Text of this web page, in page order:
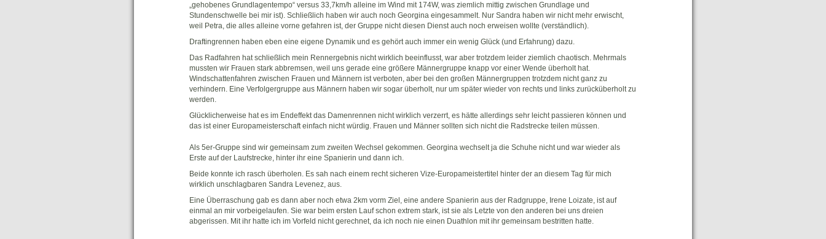
„gehobenes Grundlagentempo“ versus 33,7km/h alleine im Wind mit 174W, was ziemlich mittig zwischen Grundlage und
Stundenschwelle bei mir ist). Schließlich haben wir auch noch Georgina eingesammelt. Nur Sandra haben wir nicht mehr erwischt,
weil Petra, die alles alleine vorne gefahren ist, der Gruppe nicht diesen Dienst auch noch erweisen wollte (verständlich).
Draftingrennen haben eben eine eigene Dynamik und es gehört auch immer ein wenig Glück (und Erfahrung) dazu.
Das Radfahren hat schließlich mein Rennergebnis nicht wirklich beeinflusst, war aber trotzdem leider ziemlich chaotisch. Mehrmals
mussten wir Frauen stark abbremsen, weil uns gerade eine größere Männergruppe knapp vor einer Wende überholt hat.
Windschattenfahren zwischen Frauen und Männern ist verboten, aber bei den großen Männergruppen trotzdem nicht ganz zu
verhindern. Eine Verfolgergruppe aus Männern haben wir sogar überholt, nur um später wieder von rechts und links zurücküberholt zu
werden.
Glücklicherweise hat es im Endeffekt das Damenrennen nicht wirklich verzerrt, es hätte allerdings sehr leicht passieren können und
das ist einer Europameisterschaft einfach nicht würdig. Frauen und Männer sollten sich nicht die Radstrecke teilen müssen.
Als 5er-Gruppe sind wir gemeinsam zum zweiten Wechsel gekommen. Georgina wechselt ja die Schuhe nicht und war wieder als
Erste auf der Laufstrecke, hinter ihr eine Spanierin und dann ich.
Beide konnte ich rasch überholen. Es sah nach einem recht sicheren Vize-Europameistertitel hinter der an diesem Tag für mich
wirklich unschlagbaren Sandra Levenez, aus.
Eine Überraschung gab es dann aber noch etwa 2km vorm Ziel, eine andere Spanierin aus der Radgruppe, Irene Loizate, ist auf
einmal an mir vorbeigelaufen. Sie war beim ersten Lauf schon extrem stark, ist sie als Letzte von den anderen bei uns dreien
abgerissen. Mit ihr hatte ich im Vorfeld nicht gerechnet, da ich noch nie einen Duathlon mit ihr gemeinsam bestritten hatte.